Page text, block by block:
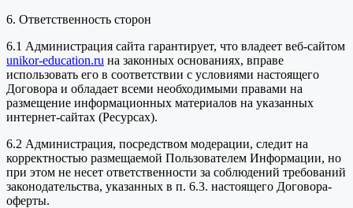
6. Ответственность сторон
6.1 Администрация сайта гарантирует, что владеет веб-сайтом
unikor-education.ru на законных основаниях, вправе
использовать его в соответствии с условиями настоящего
Договора и обладает всеми необходимыми правами на
размещение информационных материалов на указанных
интернет-сайтах (Ресурсах).
6.2 Администрация, посредством модерации, следит на
корректностью размещаемой Пользователем Информации, но
при этом не несет ответственности за соблюдений требований
законодательства, указанных в п. 6.3. настоящего Договора-
оферты.